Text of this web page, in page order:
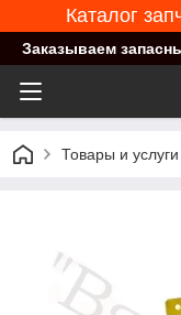
Каталог
Заказываем
Товары и услуги